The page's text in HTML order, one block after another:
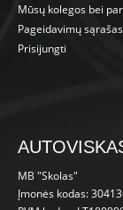
Mūsų kolegos bei
Pageidavimų sąrašas
Prisijungti
MB "Skolas"
Įmonės kodas: